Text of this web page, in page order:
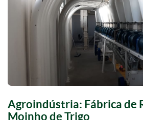
Agroindústria: Fábrica de
Moinho de Trigo